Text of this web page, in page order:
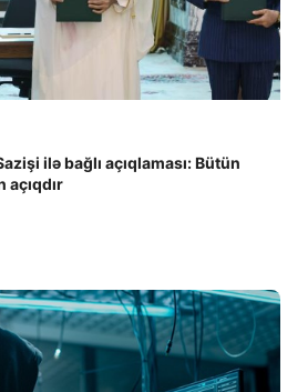
ilə bağlı açıqlaması: Bütün